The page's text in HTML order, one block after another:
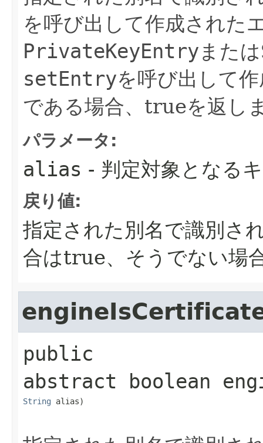
を呼び出して作成された
PrivateKeyEntryまたは
setEntryを呼び出して
である場合、trueを返し
パラメータ:
alias - 判定対象となる
戻り値:
指定された別名で識別さ
合はtrue、そうでない場
public
abstract boolean
String alias)